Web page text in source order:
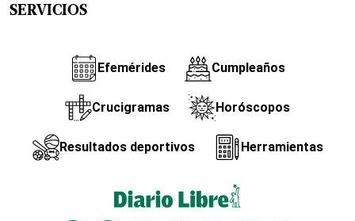
SERVICIOS
Efemérides Cumpleaños
Crucigramas Horóscopos
Resultados deportivos Herramientas